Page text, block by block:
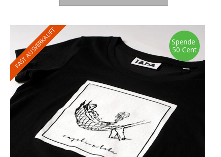
weist
Varianten
auf.
Die
Optionen
Produktseite
gewählt
Spende:
50 Cent
FAST AUSVERKAUFT